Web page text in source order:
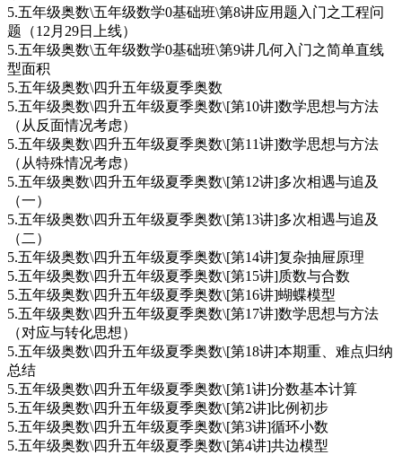
5.五年级奥数\五年级数学0基础班\第8讲应用题入门之工程问
题（12月29日上线）
5.五年级奥数\五年级数学0基础班\第9讲几何入门之简单直线
型面积
5.五年级奥数\四升五年级夏季奥数
5.五年级奥数\四升五年级夏季奥数\[第10讲]数学思想与方法
（从反面情况考虑）
5.五年级奥数\四升五年级夏季奥数\[第11讲]数学思想与方法
（从特殊情况考虑）
5.五年级奥数\四升五年级夏季奥数\[第12讲]多次相遇与追及
（一）
5.五年级奥数\四升五年级夏季奥数\[第13讲]多次相遇与追及
（二）
5.五年级奥数\四升五年级夏季奥数\[第14讲]复杂抽屉原理
5.五年级奥数\四升五年级夏季奥数\[第15讲]质数与合数
5.五年级奥数\四升五年级夏季奥数\[第16讲]蝴蝶模型
5.五年级奥数\四升五年级夏季奥数\[第17讲]数学思想与方法
（对应与转化思想）
5.五年级奥数\四升五年级夏季奥数\[第18讲]本期重、难点归纳
总结
5.五年级奥数\四升五年级夏季奥数\[第1讲]分数基本计算
5.五年级奥数\四升五年级夏季奥数\[第2讲]比例初步
5.五年级奥数\四升五年级夏季奥数\[第3讲]循环小数
5.五年级奥数\四升五年级夏季奥数\[第4讲]共边模型